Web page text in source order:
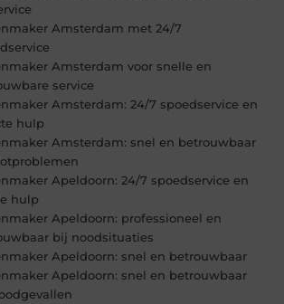
Amsterdam met 24/7
Amsterdam voor snelle en
service
Amsterdam: 24/7 spoedservice en
hulp
Amsterdam: snel en betrouwbaar
Apeldoorn: 24/7 spoedservice en
hulp
Apeldoorn: professioneel en
bij noodsituaties
Apeldoorn: snel en betrouwbaar
Apeldoorn: snel en betrouwbaar